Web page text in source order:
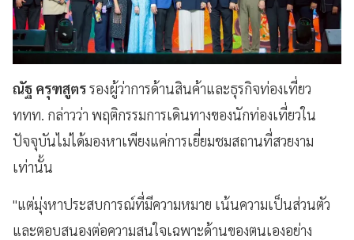
ณัฐ ครุฑสูตรรองผู้ว่าการด้านสินค้าและธุรกิจท่องเที่ยว
ททท. กล่าวว่า พฤติกรรมการเดินทางของนักท่องเที่ยวใน
ปัจจุบันไม่ได้มองหาเพียงแค่การเยี่ยมชมสถานที่สวยงาม
เท่านั้น
"แต่มุ่งหาประสบการณ์ที่มีความหมาย เน้นความเป็นส่วนตัว
และตอบสนองต่อความสนใจเฉพาะด้านของตนเองอย่าง